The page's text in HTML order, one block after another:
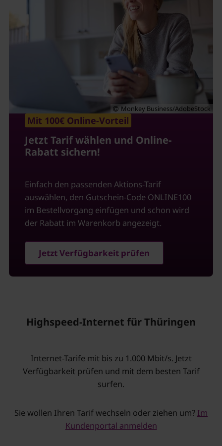
Mit 100€ Online-Vorteil
Jetzt Tarif wählen und Online-
Rabatt sichern!
Einfach den passenden Aktions-Tarif
auswählen, den Gutschein-Code ONLINE100
im Bestellvorgang einfügen und schon wird
der Rabatt im Warenkorb angezeigt.
Jetzt Verfügbarkeit prüfen
Monkey Business/AdobeStock
Highspeed-Internet für Thüringen
Internet-Tarife mit bis zu 1.000 Mbit/s. Jetzt
Verfügbarkeit prüfen und mit dem besten Tarif
surfen.
Sie wollen Ihren Tarif wechseln oder ziehen um? Im
Kundenportal anmelden